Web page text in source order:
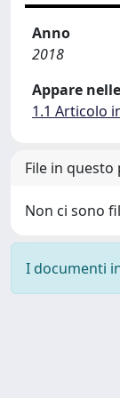
Anno
2018
Appare
1.1 Articolo
File in
Non ci sono
I documenti